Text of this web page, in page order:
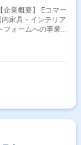
より都内23区内出
企業概要】 Eコマー
家具・インテリア
フォームへの事業
造から販売まで一
が、インテリア×
計、開発、運用 ※